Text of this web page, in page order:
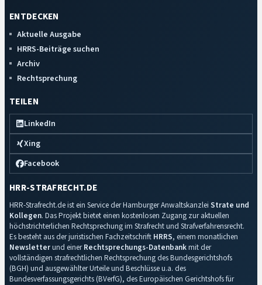
ENTDECKEN
Aktuelle Ausgabe
HRRS-Beiträge suchen
Archiv
Rechtsprechung
TEILEN
LinkedIn
Xing
Facebook
HRR-STRAFRECHT.DE
HRR-Strafrecht.de ist ein Service der Hamburger Anwaltskanzlei Strate und
Kollegen. Das Projekt bietet einen kostenlosen Zugang zur aktuellen
höchstrichterlichen Rechtsprechung im Strafrecht und Strafverfahrensrecht.
Es besteht aus der juristischen Fachzeitschrift HRRS, einem monatlichen
Newsletterund einerRechtsprechungs-Datenbankmit der
vollständigen strafrechtlichen Rechtsprechung des Bundesgerichtshofs
(BGH) und ausgewählter Urteile und Beschlüsse u.a. des
Bundesverfassungsgerichts (BVerfG), des Europäischen Gerichtshofs für